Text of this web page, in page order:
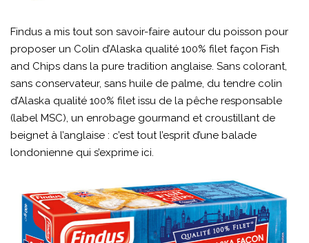
Findus a mis tout son savoir-faire autour du poisson pour
proposer un Colin d’Alaska qualité 100% filet façon Fish
and Chips dans la pure tradition anglaise. Sans colorant,
sans conservateur, sans huile de palme, du tendre colin
d’Alaska qualité 100% filet issu de la pêche responsable
(label MSC), un enrobage gourmand et croustillant de
beignet à l’anglaise : c’est tout l’esprit d’une balade
londonienne qui s’exprime ici.